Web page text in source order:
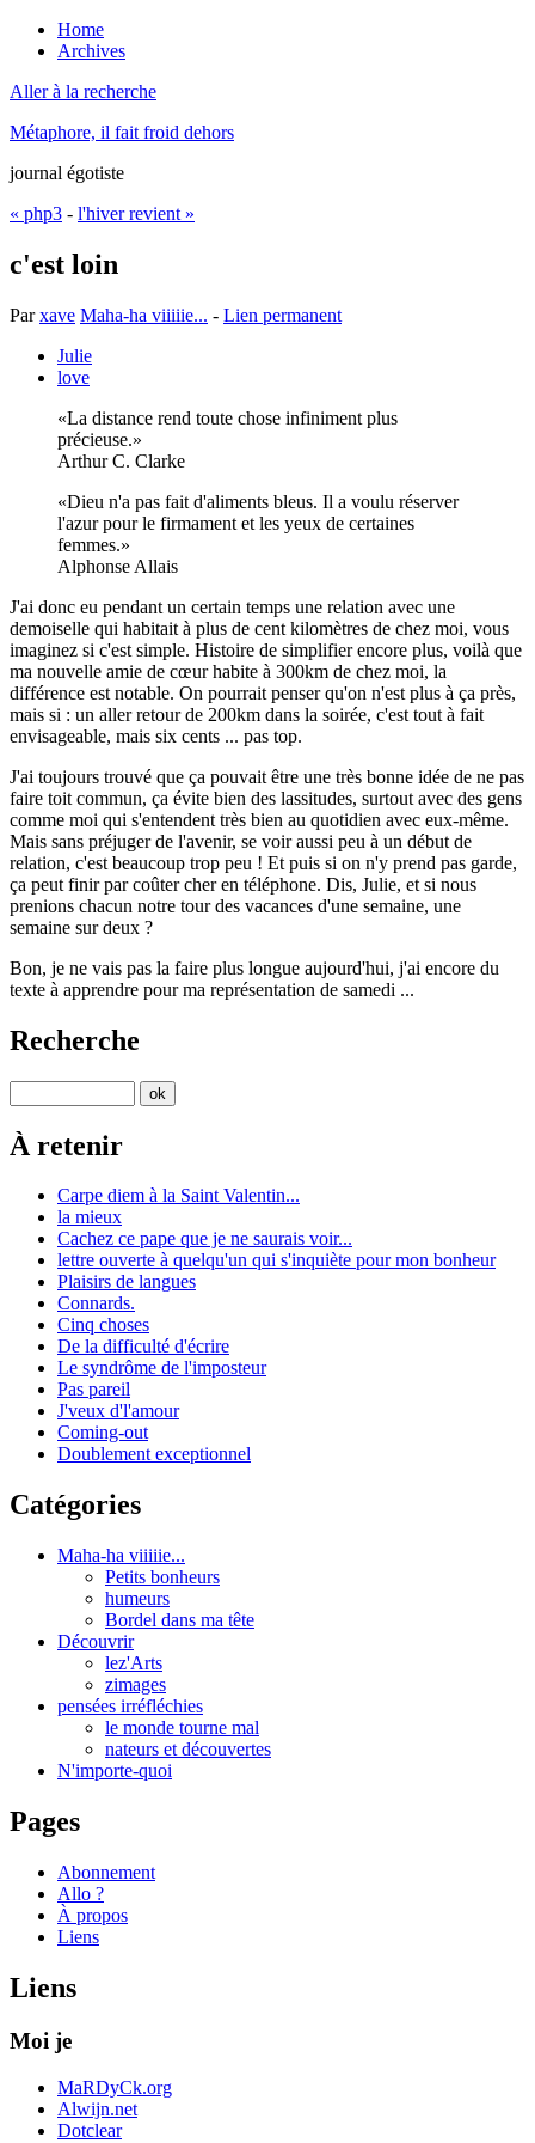
Home
Archives
Aller à la recherche
Métaphore, il fait froid dehors
journal égotiste
« php3 - l'hiver revient »
c'est loin
Parxave Maha-ha viiiiie... - Lien permanent
Julie
love
La distance rend toute chose infiniment plus
précieuse.
Arthur C. Clarke
Dieu n'a pas fait d'aliments bleus. Il a voulu réserver
l'azur pour le firmament et les yeux de certaines
femmes.
Alphonse Allais
J'ai donc eu pendant un certain temps une relation avec une
demoiselle qui habitait à plus de cent kilomètres de chez moi, vous
imaginez si c'est simple. Histoire de simplifier encore plus, voilà que
ma nouvelle amie de cœur habite à 300km de chez moi, la
différence est notable. On pourrait penser qu'on n'est plus à ça près,
mais si : un aller retour de 200km dans la soirée, c'est tout à fait
envisageable, mais six cents ... pas top.
J'ai toujours trouvé que ça pouvait être une très bonne idée de ne pas
faire toit commun, ça évite bien des lassitudes, surtout avec des gens
comme moi qui s'entendent très bien au quotidien avec eux-même.
Mais sans préjuger de l'avenir, se voir aussi peu à un début de
relation, c'est beaucoup trop peu ! Et puis si on n'y prend pas garde,
ça peut finir par coûter cher en téléphone. Dis, Julie, et si nous
prenions chacun notre tour des vacances d'une semaine, une
semaine sur deux ?
Bon, je ne vais pas la faire plus longue aujourd'hui, j'ai encore du
texte à apprendre pour ma représentation de samedi ...
Recherche
À retenir
Carpe diem à la Saint Valentin...
la mieux
Cachez ce pape que je ne saurais voir...
lettre ouverte à quelqu'un qui s'inquiète pour mon bonheur
Plaisirs de langues
Connards.
Cinq choses
De la difficulté d'écrire
Le syndrôme de l'imposteur
Pas pareil
J'veux d'l'amour
Coming-out
Doublement exceptionnel
Catégories
Maha-ha viiiiie...
Petits bonheurs
humeurs
Bordel dans ma tête
Découvrir
lez'Arts
zimages
pensées irréfléchies
le monde tourne mal
nateurs et découvertes
N'importe-quoi
Pages
Abonnement
Allo ?
À propos
Liens
Liens
Moi je
MaRDyCk.org
Alwijn.net
Dotclear